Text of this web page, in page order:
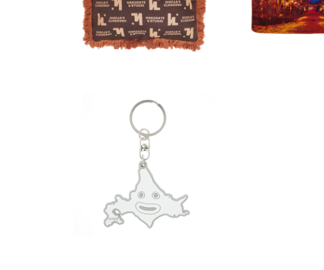
￥5,300（税込）
￥6,800（税込）
ZURAキーホルダー
HOKKAIDO ver.
￥1,600（税込）